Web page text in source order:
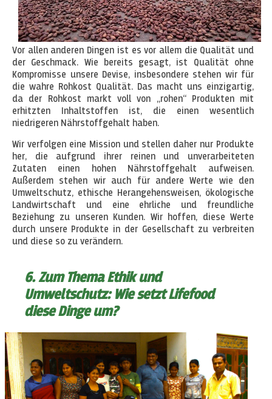
Vor allen anderen Dingen ist es vor allem die Qualität und
der Geschmack. Wie bereits gesagt, ist Qualität ohne
Kompromisse unsere Devise, insbesondere stehen wir für
die wahre Rohkost Qualität. Das macht uns einzigartig,
da der Rohkost markt voll von „rohen“ Produkten mit
erhitzten Inhaltstoffen ist, die einen wesentlich
niedrigeren Nährstoffgehalt haben.
Wir verfolgen eine Mission und stellen daher nur Produkte
her, die aufgrund ihrer reinen und unverarbeiteten
Zutaten einen hohen Nährstoffgehalt aufweisen.
Außerdem stehen wir auch für andere Werte wie den
Umweltschutz, ethische Herangehensweisen, ökologische
Landwirtschaft und eine ehrliche und freundliche
Beziehung zu unseren Kunden. Wir hoffen, diese Werte
durch unsere Produkte in der Gesellschaft zu verbreiten
und diese so zu verändern.
6. Zum Thema Ethik und
Umweltschutz: Wie setzt Lifefood
diese Dinge um?